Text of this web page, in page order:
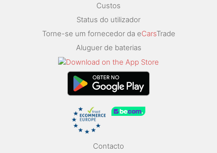
Custos
Status do utilizador
Torne-se um fornecedor da eCarsTrade
Aluguer de baterias
Contacto